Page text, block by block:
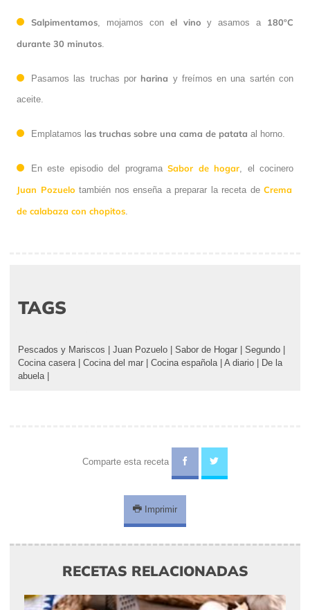
Salpimentamos , mojamos con el vino y asamos a 180ºC
durante 30 minutos
Pasamos las truchas por harina y freímos en una sartén con
aceite.
Emplatamos l as truchas sobre una cama de patata al horno.
En este episodio del programaSabor de hogar , el cocinero
Juan Pozuelo también nos enseña a preparar la receta deCrema
de calabaza con chopitos
TAGS
Pescados y Mariscos Juan Pozuelo Sabor de Hogar Segundo
Cocina casera
Cocina del mar Cocina española A diario
De la
abuela
Comparte esta receta
Imprimir
RECETAS RELACIONADAS